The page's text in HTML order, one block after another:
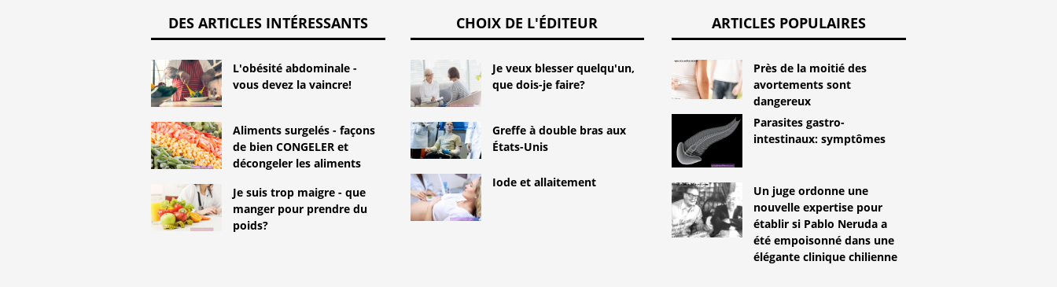
DES ARTICLES INTÉRESSANTS
L'obésité abdominale -
vous devez la vaincre!
Aliments surgelés - façons
de bien CONGELER et
décongeler les aliments
Je suis trop maigre - que
manger pour prendre du
poids?
CHOIX DE L'ÉDITEUR
Je veux blesser quelqu'un,
que dois-je faire?
Greffe à double bras aux
États-Unis
Iode et allaitement
ARTICLES POPULAIRES
Près de la moitié des
avortements sont
dangereux
Parasites gastro-
intestinaux: symptômes
Un juge ordonne une
nouvelle expertise pour
établir si Pablo Neruda a
été empoisonné dans une
élégante clinique chilienne